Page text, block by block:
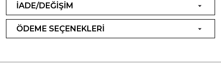
İADE/DEĞİŞİM
ÖDEME SEÇENEKLERİ